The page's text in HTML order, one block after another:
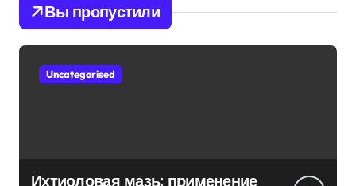
Вы пропустили
Uncategorised
Ихтиоловая мазь: применение